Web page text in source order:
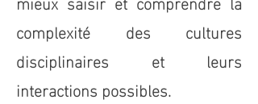
complexité des cultures
disciplinaires et leurs
interactions possibles.